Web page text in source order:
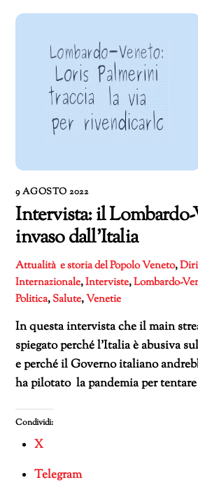
9 AGOSTO 2022
Intervista: il
invaso dall’Italia
Attualità e storia del Popolo Veneto,
Internazionale,Interviste,Lombardo-
Politica,Salute,Venetie
In questa intervista che il main
spiegato perché l’Italia è abusiva
e perché il Governo italiano
ha pilotato la pandemia per
Condividi:
X
Telegram